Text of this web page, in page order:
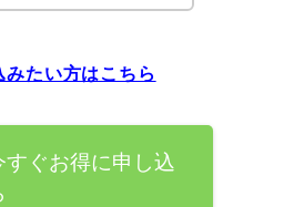
たい方はこちら
すぐお得に申し込